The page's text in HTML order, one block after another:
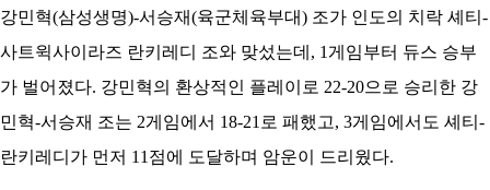
강민혁(삼성생명)-서승재(육군체육부대) 조가 인도의 치락 셰티-
사트윅사이라즈 란키레디 조와 맞섰는데, 1게임부터 듀스 승부
가 벌어졌다. 강민혁의 환상적인 플레이로 22-20으로 승리한 강
민혁-서승재 조는 2게임에서 18-21로 패했고, 3게임에서도 셰티-
란키레디가 먼저 11점에 도달하며 암운이 드리웠다.